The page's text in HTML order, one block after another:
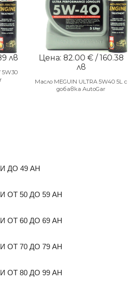
лв
5W30
Цена: 82.00 € / 160.38
лв
Масло MEGUIN ULTRA 5W40 5L с
добавка AutoGar
ДО 49 AH
ОТ 50 ДО 59 AH
ОТ 60 ДО 69 AH
ОТ 70 ДО 79 AH
ОТ 80 ДО 99 AH